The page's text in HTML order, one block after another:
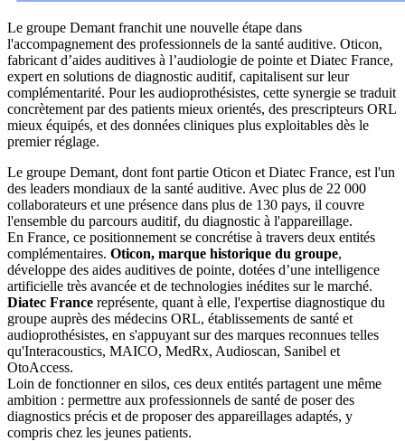
Le groupe Demant franchit une nouvelle étape dans
l'accompagnement des professionnels de la santé auditive. Oticon,
fabricant d’aides auditives à l’audiologie de pointe et Diatec France,
expert en solutions de diagnostic auditif, capitalisent sur leur
complémentarité. Pour les audioprothésistes, cette synergie se traduit
concrètement par des patients mieux orientés, des prescripteurs ORL
mieux équipés, et des données cliniques plus exploitables dès le
premier réglage.
Le groupe Demant, dont font partie Oticon et Diatec France, est l'un
des leaders mondiaux de la santé auditive. Avec plus de 22 000
collaborateurs et une présence dans plus de 130 pays, il couvre
l'ensemble du parcours auditif, du diagnostic à l'appareillage.
En France, ce positionnement se concrétise à travers deux entités
complémentaires. Oticon, marque historique du groupe,
développe des aides auditives de pointe, dotées d’une intelligence
artificielle très avancée et de technologies inédites sur le marché.
Diatec France représente, quant à elle, l'expertise diagnostique du
groupe auprès des médecins ORL, établissements de santé et
audioprothésistes, en s'appuyant sur des marques reconnues telles
qu'Interacoustics, MAICO, MedRx, Audioscan, Sanibel et
OtoAccess.
Loin de fonctionner en silos, ces deux entités partagent une même
ambition : permettre aux professionnels de santé de poser des
diagnostics précis et de proposer des appareillages adaptés, y
compris chez les jeunes patients.